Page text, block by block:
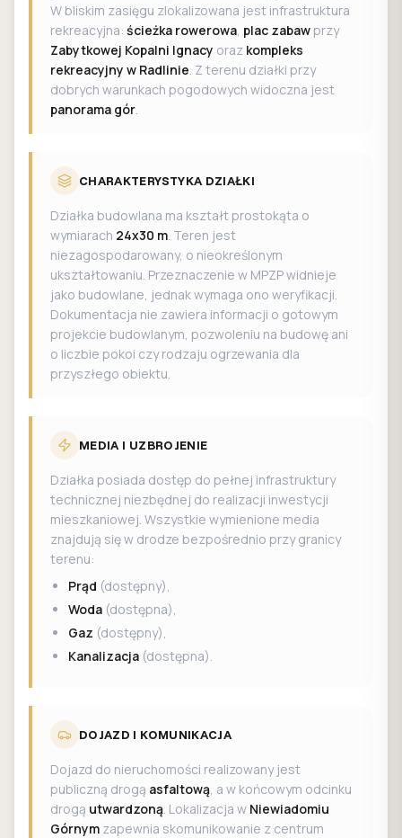
W bliskim zasięgu zlokalizowana jest infrastruktura
rekreacyjna: ścieżka rowerowa, plac zabaw przy
Zabytkowej Kopalni Ignacy oraz kompleks
rekreacyjny w Radlinie. Z terenu działki przy
dobrych warunkach pogodowych widoczna jest
panorama gór.
CHARAKTERYSTYKA DZIAŁKI
Działka budowlana ma kształt prostokąta o
wymiarach 24x30 m. Teren jest
niezagospodarowany, o nieokreślonym
ukształtowaniu. Przeznaczenie w MPZP widnieje
jako budowlane, jednak wymaga ono weryfikacji.
Dokumentacja nie zawiera informacji o gotowym
projekcie budowlanym, pozwoleniu na budowę ani
o liczbie pokoi czy rodzaju ogrzewania dla
przyszłego obiektu.
MEDIA I UZBROJENIE
Działka posiada dostęp do pełnej infrastruktury
technicznej niezbędnej do realizacji inwestycji
mieszkaniowej. Wszystkie wymienione media
znajdują się w drodze bezpośrednio przy granicy
terenu:
Prąd (dostępny),
Woda (dostępna),
Gaz (dostępny),
Kanalizacja (dostępna).
DOJAZD I KOMUNIKACJA
Dojazd do nieruchomości realizowany jest
publiczną drogą asfaltową, a w końcowym odcinku
drogą utwardzoną. Lokalizacja w Niewiadomiu
Górnym zapewnia skomunikowanie z centrum